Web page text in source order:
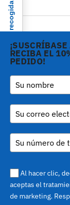
Copyright ©
srl - VAT no.
Via Croce Rossa
Sus opciones de privacidad
Aviso en el momento de la recogidaRECIBA EL
PEDIDO!
Al hacer clic,
aceptas el
de marketing.